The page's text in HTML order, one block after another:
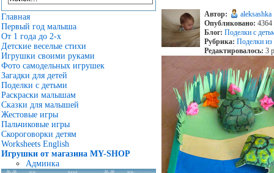
Главная
Первый год малыша
От 1 года до 2-х
Детские веселые стихи
Игрушки своими руками
Фото самодельных игрушек
Загадки для детей
Поделки с детьми
Раскраски малышам
Сказки для малышей
Жестовые игры
Пальчиковые игры
Скороговорки детям
Worksheets English
Игрушки от магазина MY-SHOP
Админка
Автор:
aleksashka
Опубликовано: 4364
Блог: Поделки с
Рубрика: Поделки из
Редактировалось: 3